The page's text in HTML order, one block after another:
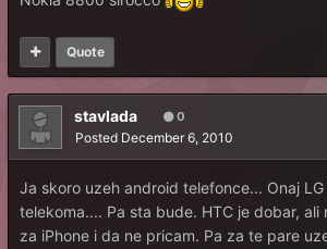
Quote
stavlada 0
Posted December 6, 2010
Ja skoro uzeh android telefonce... Onaj
telekoma.... Pa sta bude. HTC je dobar, ali
za iPhone i da ne pricam. Pa za te pare